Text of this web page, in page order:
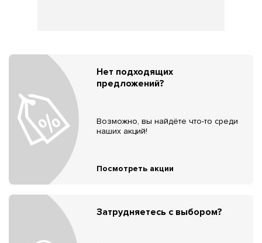
Нет подходящих
предложений?
Возможно, вы найдёте что-то среди
наших акций!
Посмотреть акции
Затрудняетесь с выбором?